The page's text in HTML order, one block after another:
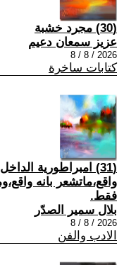
(30) مجرد خشبة
عزيز سمعان دعيم
2026 / 8 / 8
كتابات ساخرة
واقع،ماتشعر بانه
فقط.
بلال سمير الصدّر
2026 / 8 / 8
الادب والفن